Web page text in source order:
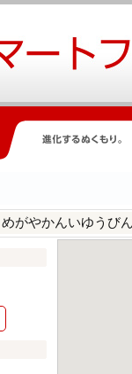
がやかんいゆうび